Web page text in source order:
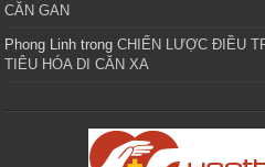
CĂN GAN
Phong Linh trongCHIẾN LƯỢC ĐIỀU
TIÊU HÓA DI CĂN XA